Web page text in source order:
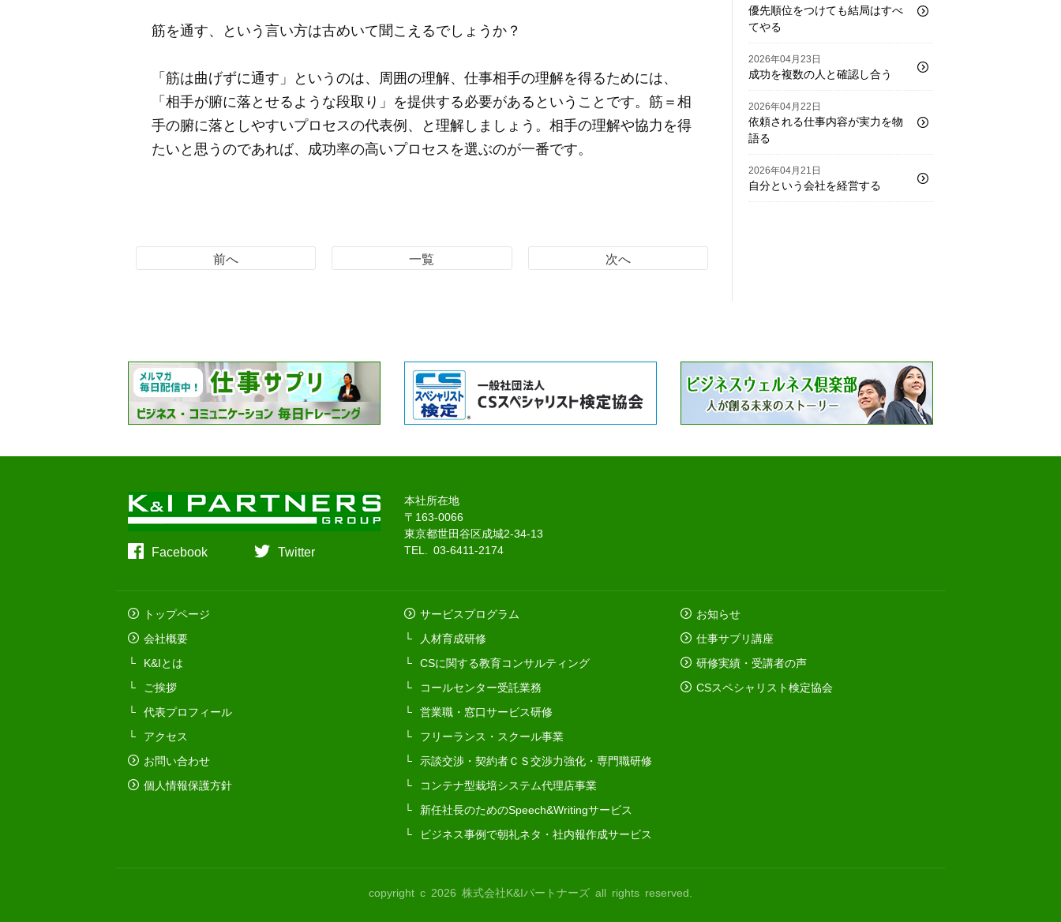
筋を通す、という言い方は古めいて聞こえるでしょうか？
「筋は曲げずに通す」というのは、周囲の理解、仕事相手の理解を得るためには、
「相手が腑に落とせるような段取り」を提供する必要があるということです。筋＝相
手の腑に落としやすいプロセスの代表例、と理解しましょう。相手の理解や協力を得
たいと思うのであれば、成功率の高いプロセスを選ぶのが一番です。
前へ 一覧 次へ
優先順位をつけても結局はすべ
てやる
2026年04月23日
成功を複数の人と確認し合う
2026年04月22日
依頼される仕事内容が実力を物
語る
2026年04月21日
自分という会社を経営する
Facebook Twitter
本社所在地
〒163-0066
東京都世田谷区成城2-34-13
TEL. 03-6411-2174
トップページ
会社概要
K&Iとは
ご挨拶
代表プロフィール
アクセス
お問い合わせ
個人情報保護方針
サービスプログラム
人材育成研修
CSに関する教育コンサルティング
コールセンター受託業務
営業職・窓口サービス研修
フリーランス・スクール事業
示談交渉・契約者ＣＳ交渉力強化・専門職研修
コンテナ型栽培システム代理店事業
新任社長のためのSpeech&Writingサービス
ビジネス事例で朝礼ネタ・社内報作成サービス
お知らせ
仕事サプリ講座
研修実績・受講者の声
CSスペシャリスト検定協会
copyright c 2026 株式会社K&Iパートナーズ all rights reserved.